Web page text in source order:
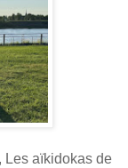
Les aïkidokas de